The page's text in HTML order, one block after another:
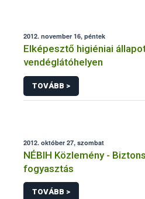
2012. november 16, péntek
Elképesztő higiéniai
vendéglátóhelyen
TOVÁBB >
2012. október 27, szombat
NÉBIH Közlemény -
fogyasztás
TOVÁBB >